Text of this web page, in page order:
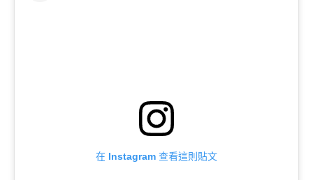
在 Instagram 查看這則貼文